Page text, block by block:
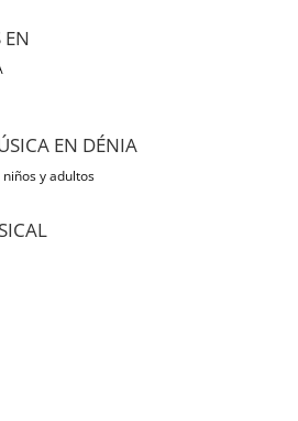
EN
EN DÉNIA
y adultos